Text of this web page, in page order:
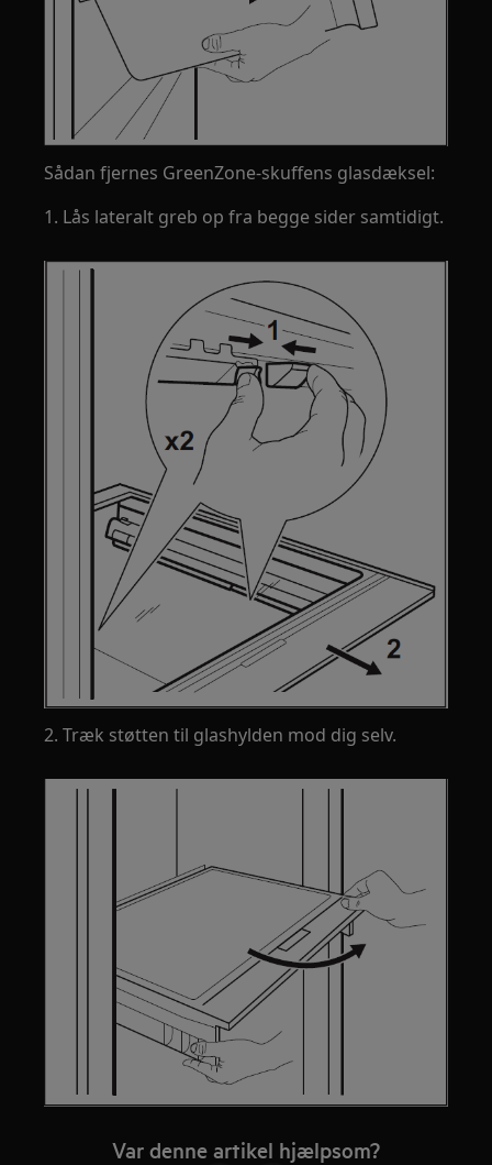
Sådan fjernes GreenZone-skuffens glasdæksel:
1. Lås lateralt greb op fra begge sider samtidigt.
2. Træk støtten til glashylden mod dig selv.
Var denne artikel hjælpsom?